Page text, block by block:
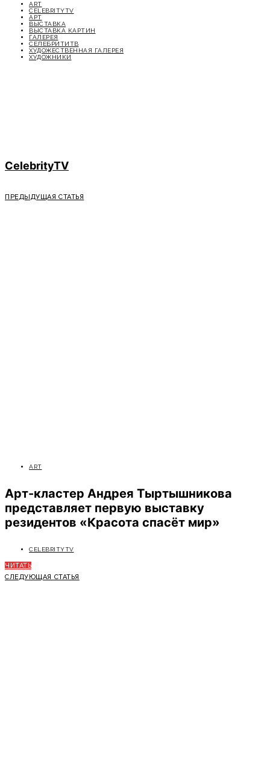
ART
CELEBRITYTV
АРТ
ВЫСТАВКА
ВЫСТАВКА КАРТИН
ГАЛЕРЕЯ
СЕЛЕБРИТИТВ
ХУДОЖЕСТВЕННАЯ ГАЛЕРЕЯ
ХУДОЖНИКИ
CelebrityTV
ПРЕДЫДУЩАЯ СТАТЬЯ
ART
Арт-кластер Андрея Тыртышникова
представляет первую выставку
резидентов «Красота спасёт мир»
CELEBRITYTV
ЧИТАТЬ
СЛЕДУЮЩАЯ СТАТЬЯ